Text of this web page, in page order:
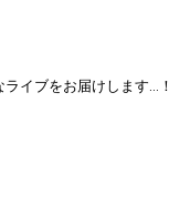
イブをお届けします…！